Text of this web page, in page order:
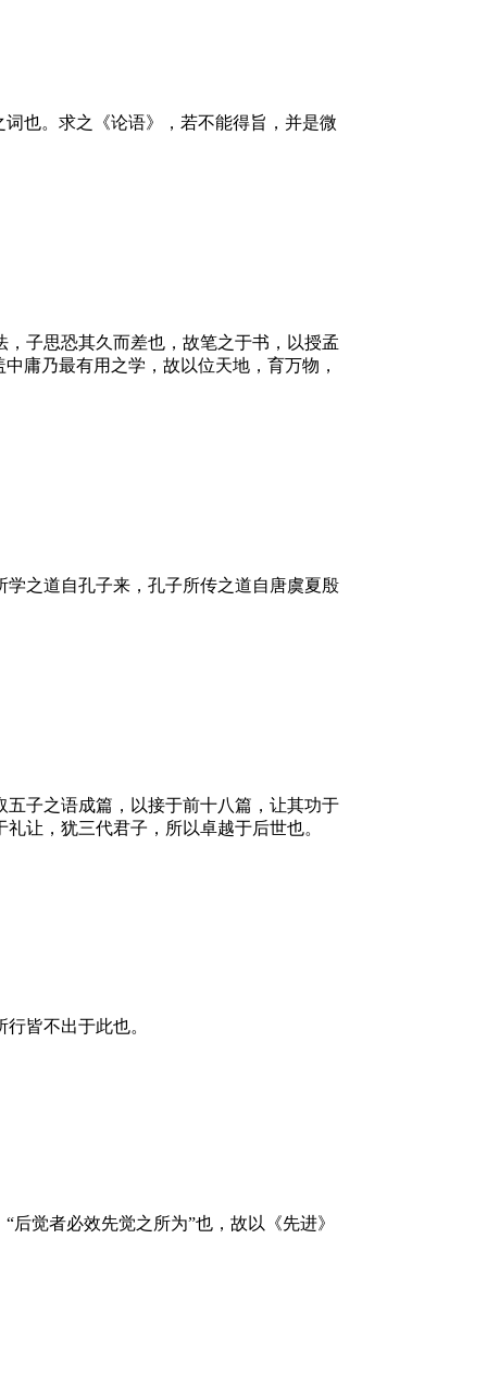
也。求之《论语》，若不能得旨，并是微
子思恐其久而差也，故笔之于书，以授孟
庸乃最有用之学，故以位天地，育万物，
之道自孔子来，孔子所传之道自唐虞夏殷
子之语成篇，以接于前十八篇，让其功于
让，犹三代君子，所以卓越于后世也。
皆不出于此也。
觉者必效先觉之所为”也，故以《先进》